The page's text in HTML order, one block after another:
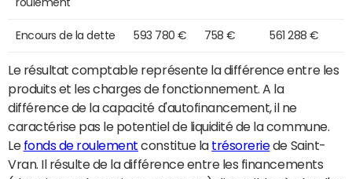
Encours de la dette 593 780 € 758 € 561 288 €
Le résultat comptable représente la différence entre les
produits et les charges de fonctionnement. A la
différence de la capacité d'autofinancement, il ne
caractérise pas le potentiel de liquidité de la commune.
Le fonds de roulement constitue la trésoreriede Saint-
Vran. Il résulte de la différence entre les financements